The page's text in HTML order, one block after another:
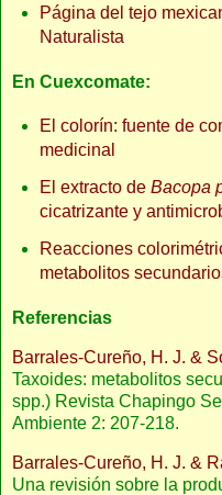
Página del tejo
Naturalista
En Cuexcomate:
El colorín: fuente de
medicinal
El extracto de Bacopa
cicatrizante y
Reacciones
metabolitos
Referencias
Barrales-Cureño, H. J. &
Taxoides: metabolitos
spp.) Revista Chapingo
Ambiente 2: 207-218.
Barrales-Cureño, H. J. &
Una revisión sobre la